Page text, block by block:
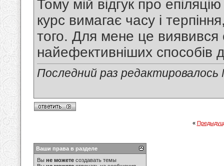
Тому мій відгук про
курс вимагає часу і
того. Для мене це виявився
найефективніших
Последний раз
«
Ваши права в разделе
Вы не можете создавать темы